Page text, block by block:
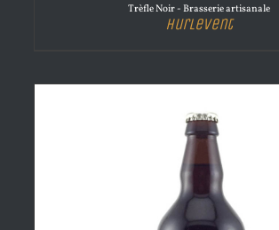
Trèfle Noir - Brasserie artisanale
Hurlevent